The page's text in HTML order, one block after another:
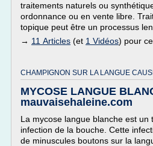
traitements naturels ou
ordonnance ou en vente libre.
topique peut être un processus
→ 11 Articles (et 1 Vidéos) pour
CHAMPIGNON SUR LA LANGUE
MYCOSE LANGUE
mauvaisehaleine.com
La mycose langue blanche est un
infection de la bouche. Cette
de minuscules boutons sur la